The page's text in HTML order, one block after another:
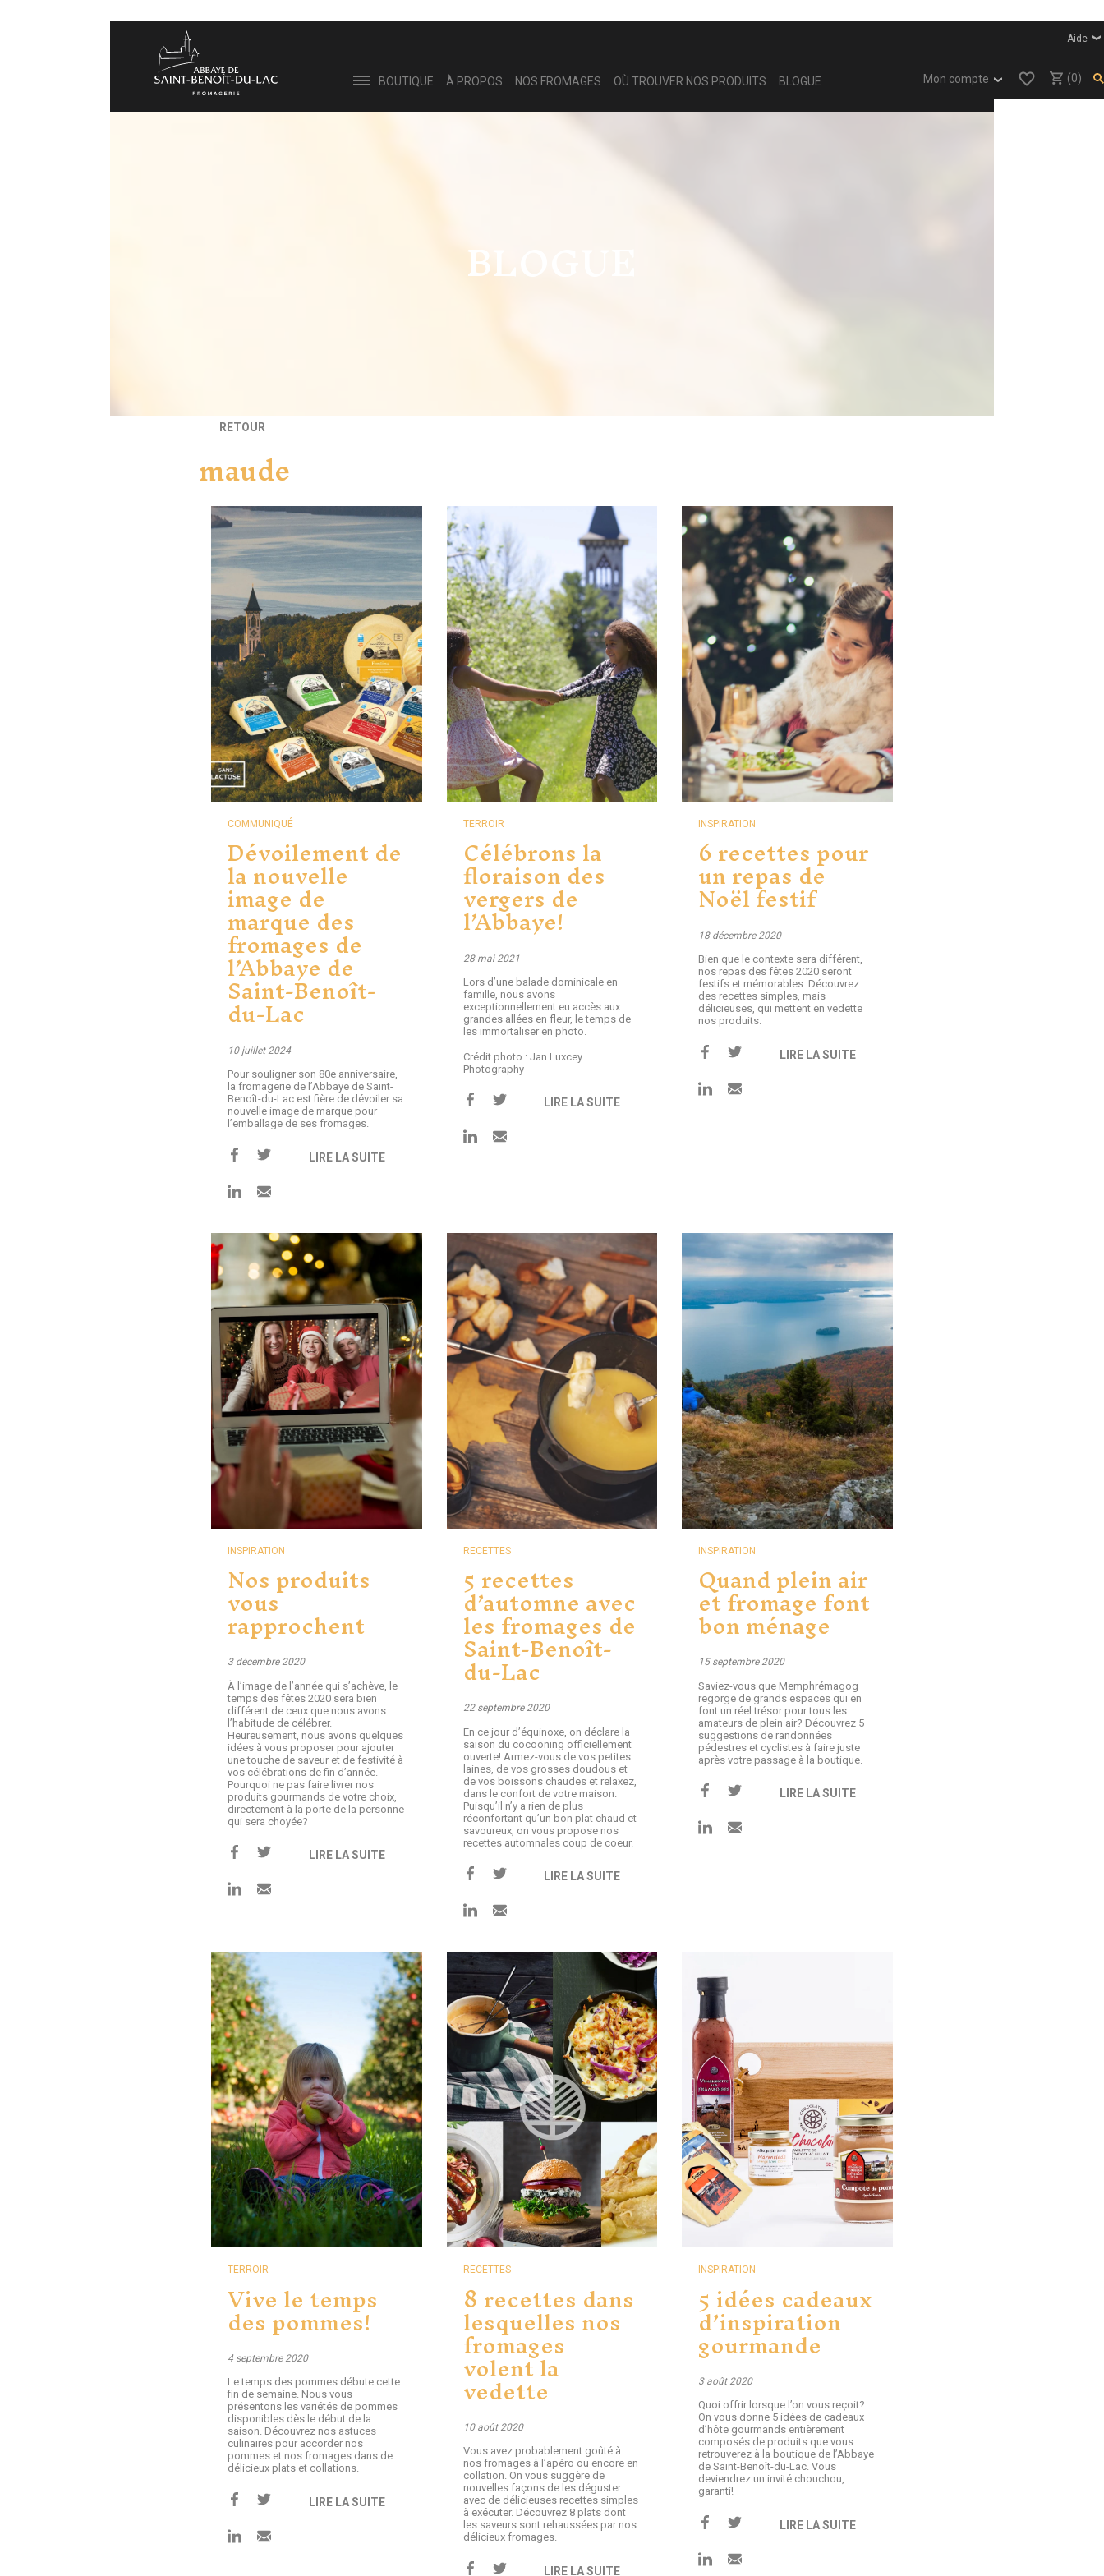
Aide
BOUTIQUE À PROPOS NOS FROMAGES OÙ TROUVER NOS PRODUITS BLOGUE Mon compte (0)
BLOGUE
RETOUR
maude
COMMUNIQUÉ
Dévoilement de
la nouvelle
image de
marque des
fromages de
l’Abbaye de
Saint-Benoît-
du-Lac
10 juillet 2024
Pour souligner son 80e anniversaire,
la fromagerie de l’Abbaye de Saint-
Benoît-du-Lac est fière de dévoiler sa
nouvelle image de marque pour
l’emballage de ses fromages.
LIRE LA SUITE
TERROIR
Célébrons la
floraison des
vergers de
l’Abbaye!
28 mai 2021
Lors d’une balade dominicale en
famille, nous avons
exceptionnellement eu accès aux
grandes allées en fleur, le temps de
les immortaliser en photo.
Crédit photo : Jan Luxcey
Photography
LIRE LA SUITE
INSPIRATION
6 recettes pour
un repas de
Noël festif
18 décembre 2020
Bien que le contexte sera différent,
nos repas des fêtes 2020 seront
festifs et mémorables. Découvrez
des recettes simples, mais
délicieuses, qui mettent en vedette
nos produits.
LIRE LA SUITE
INSPIRATION
Nos produits
vous
rapprochent
3 décembre 2020
À l’image de l’année qui s’achève, le
temps des fêtes 2020 sera bien
différent de ceux que nous avons
l’habitude de célébrer.
Heureusement, nous avons quelques
idées à vous proposer pour ajouter
une touche de saveur et de festivité à
vos célébrations de fin d’année.
Pourquoi ne pas faire livrer nos
produits gourmands de votre choix,
directement à la porte de la personne
qui sera choyée?
LIRE LA SUITE
RECETTES
5 recettes
d’automne avec
les fromages de
Saint-Benoît-
du-Lac
22 septembre 2020
En ce jour d’équinoxe, on déclare la
saison du cocooning officiellement
ouverte! Armez-vous de vos petites
laines, de vos grosses doudous et
de vos boissons chaudes et relaxez,
dans le confort de votre maison.
Puisqu’il n’y a rien de plus
réconfortant qu’un bon plat chaud et
savoureux, on vous propose nos
recettes automnales coup de coeur.
LIRE LA SUITE
INSPIRATION
Quand plein air
et fromage font
bon ménage
15 septembre 2020
Saviez-vous que Memphrémagog
regorge de grands espaces qui en
font un réel trésor pour tous les
amateurs de plein air? Découvrez 5
suggestions de randonnées
pédestres et cyclistes à faire juste
après votre passage à la boutique.
LIRE LA SUITE
TERROIR
Vive le temps
des pommes!
4 septembre 2020
Le temps des pommes débute cette
fin de semaine. Nous vous
présentons les variétés de pommes
disponibles dès le début de la
saison. Découvrez nos astuces
culinaires pour accorder nos
pommes et nos fromages dans de
délicieux plats et collations.
LIRE LA SUITE
RECETTES
8 recettes dans
lesquelles nos
fromages
volent la
vedette
10 août 2020
Vous avez probablement goûté à
nos fromages à l’apéro ou encore en
collation. On vous suggère de
nouvelles façons de les déguster
avec de délicieuses recettes simples
à exécuter. Découvrez 8 plats dont
les saveurs sont rehaussées par nos
délicieux fromages.
LIRE LA SUITE
INSPIRATION
5 idées cadeaux
d’inspiration
gourmande
3 août 2020
Quoi offrir lorsque l’on vous reçoit?
On vous donne 5 idées de cadeaux
d’hôte gourmands entièrement
composés de produits que vous
retrouverez à la boutique de l’Abbaye
de Saint-Benoît-du-Lac. Vous
deviendrez un invité chouchou,
garanti!
LIRE LA SUITE